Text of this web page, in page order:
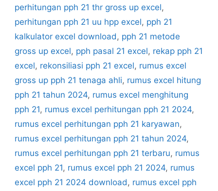
perhitungan pph 21 thr gross up excel,
perhitungan pph 21 uu hpp excel, pph 21
kalkulator excel download , pph 21 metode
gross up excel, pph pasal 21 excel, rekap pph 21
excel, rekonsiliasi pph 21 excel, rumus excel
gross up pph 21 tenaga ahli, rumus excel hitung
pph 21 tahun 2024, rumus excel menghitung
pph 21, rumus excel perhitungan pph 21 2024,
rumus excel perhitungan pph 21 karyawan,
rumus excel perhitungan pph 21 tahun 2024,
rumus excel perhitungan pph 21 terbaru, rumus
excel pph 21, rumus excel pph 21 2024, rumus
excel pph 21 2024 download , rumus excel pph